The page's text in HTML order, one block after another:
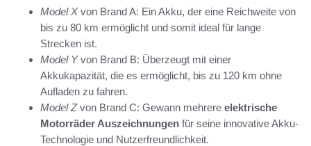
Model X von Brand A: Ein Akku, der eine Reichweite von
bis zu 80 km ermöglicht und somit ideal für lange
Strecken ist.
Model Yvon Brand B: Überzeugt mit einer
Akkukapazität, die es ermöglicht, bis zu 120 km ohne
Aufladen zu fahren.
Model Zvon Brand C: Gewann mehrere elektrische
Motorräder Auszeichnungen für seine innovative Akku-
Technologie und Nutzerfreundlichkeit.